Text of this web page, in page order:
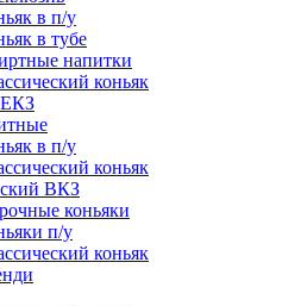
в п/у
в тубе
напитки
коньяк
в п/у
коньяк
ВКЗ
коньяки
п/у
коньяк